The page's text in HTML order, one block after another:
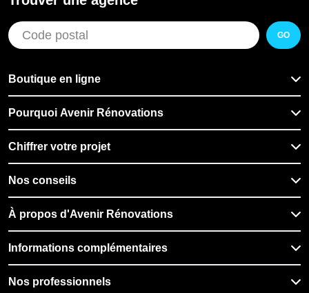
GO
Boutique en ligne
Pourquoi Avenir Rénovations
Chiffrer votre projet
Nos conseils
À propos d'Avenir Rénovations
Informations complémentaires
Nos professionnels